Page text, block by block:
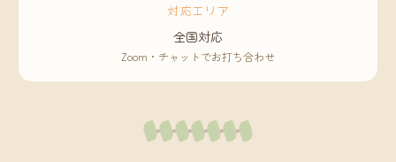
対応エリア
全国対応
Zoom・チャットでお打ち合わせ